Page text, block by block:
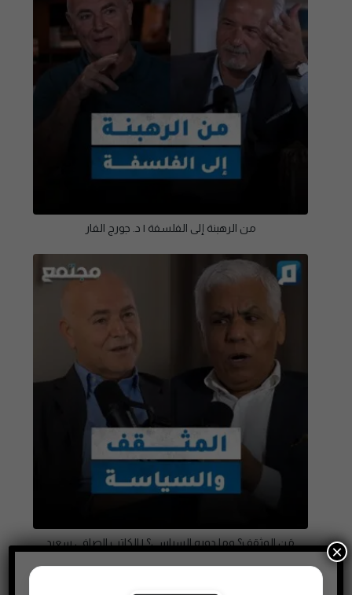
من الرهبنة إلى الفلسفة | د. جورج الفار
مَن المثقف؟ وما دوره السياسي؟ | الكاتب الصافي سعيد ×